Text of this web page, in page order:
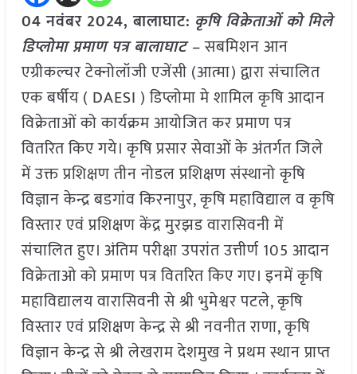
04 नवंबर 2024, बालाघाट: कृषि विक्रेताओं को मिले
डिप्लोमा प्रमाण पत्र बालाघाट –सबमिशन आन
एग्रीकल्चर टेक्नोलॉजी एजेंसी (आत्मा) द्वारा संचालित
एक बर्षीय‌ ( DAESI ) डिप्लोमा मे शामिल कृषि आदान
विक्रेताओं को कार्यक्रम आयोजित कर प्रमाण पत्र
वितरित किए गये। कृषि प्रसार सेवाओं के अंतर्गत जिले
में उक्त प्रशिक्षण तीन नोडल प्रशिक्षण संस्थानो कृषि
विज्ञान केन्द्र बडगांव किरनापुर, कृषि महाविद्याल व कृषि
विस्तार एवं प्रशिक्षण केंद्र मुरझड वारासिवनी में
संचालित हुए। अंतिम परीक्षा उपरांत उत्तीर्ण 105 आदान
विक्रेताओ को प्रमाण पत्र वितरित किए गए। इनमें कृषि
महाविद्यालय वारासिवनी से श्री भुमेश्वर पटले, कृषि
विस्तार एवं प्रशिक्षण केन्द्र से श्री नवनीत राणा, कृषि
विज्ञान केन्द्र से श्री लेखराम देशमुख ने प्रथम स्थान प्राप्त